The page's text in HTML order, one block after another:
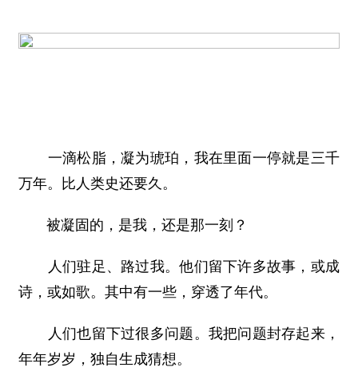
一滴松脂，凝为琥珀，我在里面一停就是三千
万年。比人类史还要久。
被凝固的，是我，还是那一刻？
人们驻足、路过我。他们留下许多故事，或成
诗，或如歌。其中有一些，穿透了年代。
人们也留下过很多问题。我把问题封存起来，
年年岁岁，独自生成猜想。